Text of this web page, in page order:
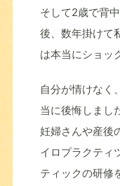
そして2歳で背
後、数年掛けて
は本当にショッ
自分が情けなく
当に後悔しまし
妊婦さんや産後
イロプラクティ
ティックの研修